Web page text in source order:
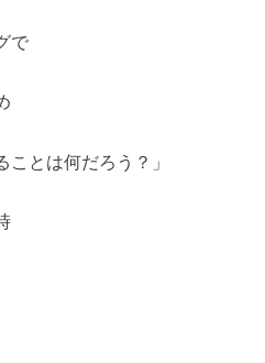
で
とは何だろう？」